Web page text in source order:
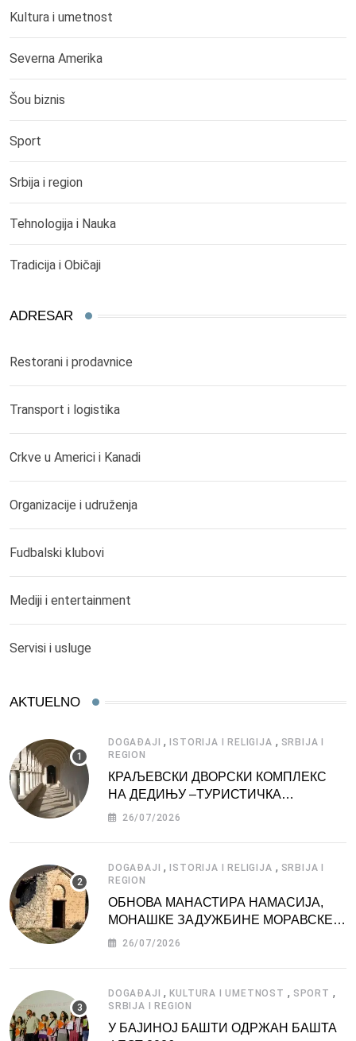
Kultura i umetnost
Severna Amerika
Šou biznis
Sport
Srbija i region
Tehnologija i Nauka
Tradicija i Običaji
ADRESAR
Restorani i prodavnice
Transport i logistika
Crkve u Americi i Kanadi
Organizacije i udruženja
Fudbalski klubovi
Mediji i entertainment
Servisi i usluge
AKTUELNO
DOGAĐAJI , ISTORIJA I RELIGIJA , SRBIJA I
REGION
КРАЉЕВСКИ ДВОРСКИ КОМПЛЕКС
НА ДЕДИЊУ –ТУРИСТИЧКА
АТРАКЦИЈА
26/07/2026
DOGAĐAJI , ISTORIJA I RELIGIJA , SRBIJA I
REGION
ОБНОВА МАНАСТИРА НАМАСИЈА,
МОНАШКЕ ЗАДУЖБИНЕ МОРАВСКЕ
СРБИЈЕ
26/07/2026
DOGAĐAJI ,KULTURA I UMETNOST , SPORT ,
SRBIJA I REGION
У БАЈИНОЈ БАШТИ ОДРЖАН БАШТА